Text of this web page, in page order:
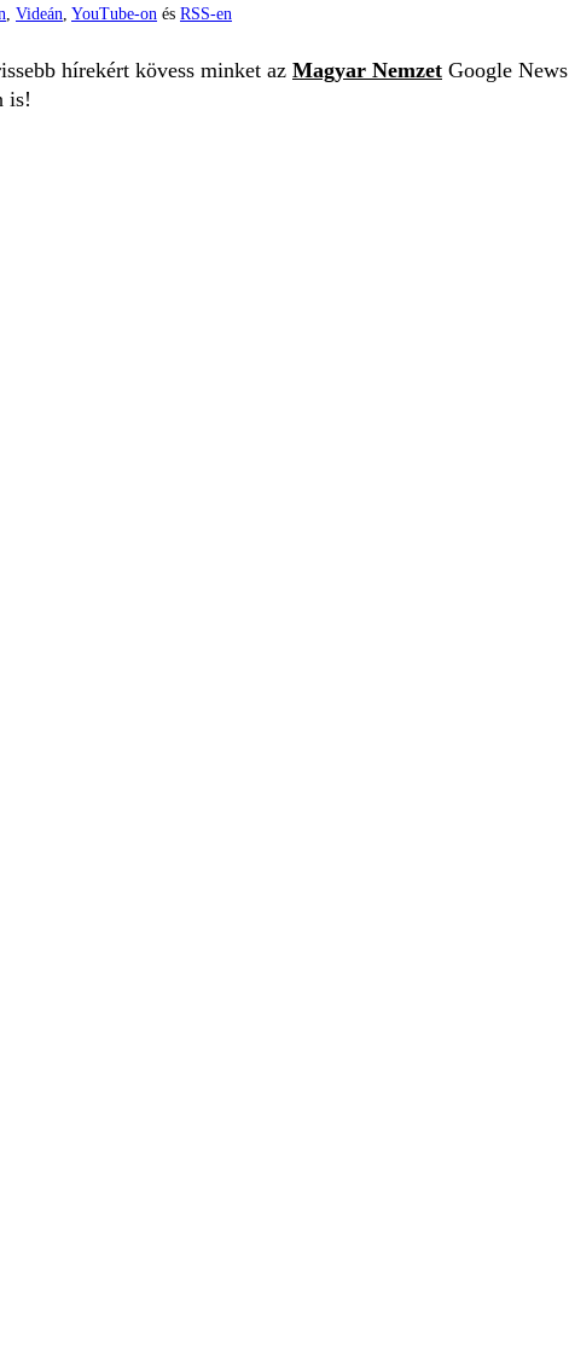
, Videán, YouTube-on és RSS-en
hírekért kövess minket az Magyar Nemzet Google News
is!